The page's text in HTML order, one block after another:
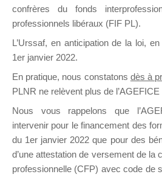
il y
Ce groupe est destiné aux
confrères du fonds
professionnels libéraux (FIF PL).
L’Urssaf, en anticipation de la loi, en
1er janvier 2022.
En pratique, nous constatons dès à
PLNR ne relèvent plus de l’AGEFICE
Nous vous rappelons que
intervenir pour le financement des
du 1er janvier 2022 que pour des
d’une attestation de versement de la
professionnelle (CFP) avec code de